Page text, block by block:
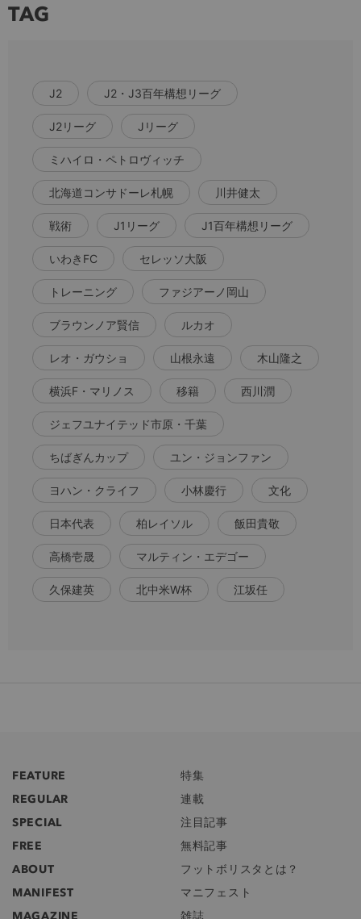
TAG
J2 J2・J3百年構想リーグ
J2リーグ Jリーグ
ミハイロ・ペトロヴィッチ
北海道コンサドーレ札幌 川井健太
戦術 J1リーグ J1百年構想リーグ
いわきFC セレッソ大阪
トレーニング ファジアーノ岡山
ブラウンノア賢信 ルカオ
レオ・ガウショ 山根永遠 木山隆之
横浜F・マリノス 移籍 西川潤
ジェフユナイテッド市原・千葉
ちばぎんカップ ユン・ジョンファン
ヨハン・クライフ 小林慶行 文化
日本代表 柏レイソル 飯田貴敬
高橋壱晟 マルティン・エデゴー
久保建英 北中米W杯 江坂任
FEATURE
特集
REGULAR
連載
SPECIAL
注目記事
FREE
無料記事
ABOUT
フットボリスタとは？
MANIFEST
マニフェスト
MAGAZINE
雑誌